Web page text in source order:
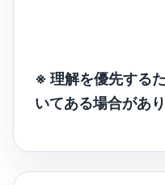
※ 理解を優先する
いてある場合があ